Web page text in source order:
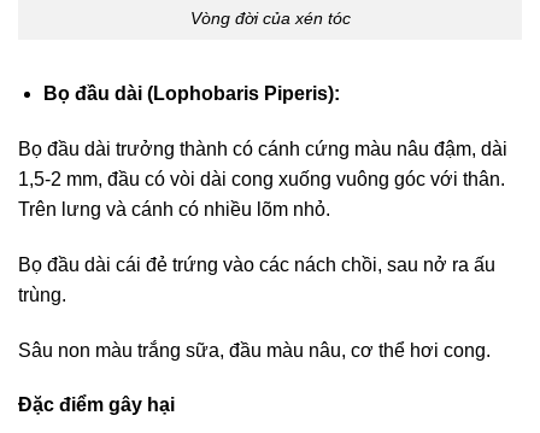
Vòng đời của xén tóc
Bọ đầu dài (Lophobaris Piperis):
Bọ đầu dài trưởng thành có cánh cứng màu nâu đậm, dài
1,5-2 mm, đầu có vòi dài cong xuống vuông góc với thân.
Trên lưng và cánh có nhiều lõm nhỏ.
Bọ đầu dài cái đẻ trứng vào các nách chồi, sau nở ra ấu
trùng.
Sâu non màu trắng sữa, đầu màu nâu, cơ thể hơi cong.
Đặc điểm gây hại